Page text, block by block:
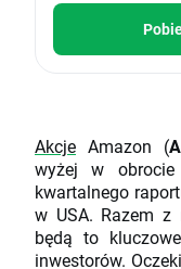
Akcje Amazon (
wyżej w obrocie
kwartalnego
w USA. Razem z
będą to
inwestorów.